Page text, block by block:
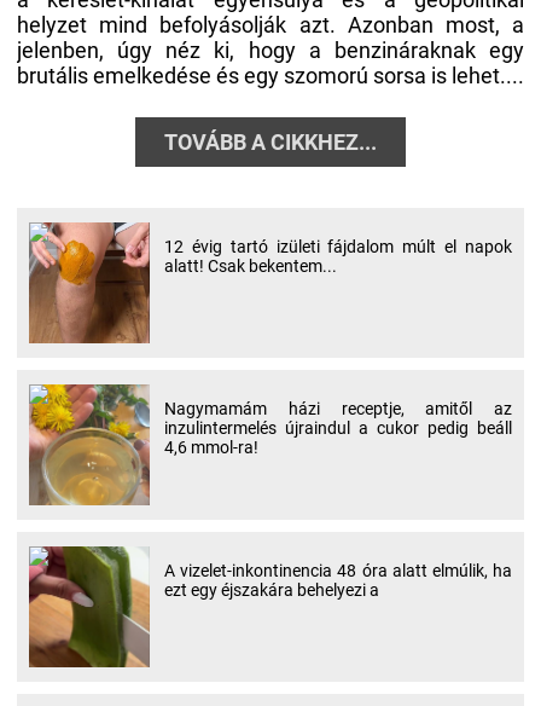
helyzet mind befolyásolják azt. Azonban most, a
jelenben, úgy néz ki, hogy a benzináraknak egy
brutális emelkedése és egy szomorú sorsa is lehet....
TOVÁBB A CIKKHEZ...
12 évig tartó izületi fájdalom múlt el napok
alatt! Csak bekentem...
Nagymamám házi receptje, amitől az
inzulintermelés újraindul a cukor pedig beáll
4,6 mmol-ra!
A vizelet-inkontinencia 48 óra alatt elmúlik, ha
ezt egy éjszakára behelyezi a